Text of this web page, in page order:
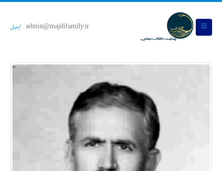
admin@majdifamily.ir ایمیل